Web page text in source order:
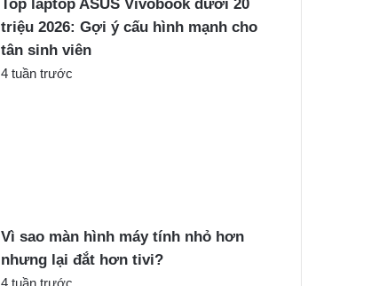
Top laptop ASUS Vivobook dưới 20
triệu 2026: Gợi ý cấu hình mạnh cho
tân sinh viên
4 tuần trước
Vì sao màn hình máy tính nhỏ hơn
nhưng lại đắt hơn tivi?
4 tuần trước